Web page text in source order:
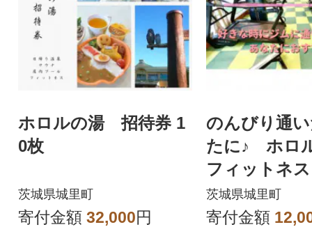
ホロルの湯 招待券 1
0枚
茨城県城里町
寄付金額 32,000円
のんびり通
たに♪ ホロ
フィットネ
2枚
茨城県城里町
寄付金額